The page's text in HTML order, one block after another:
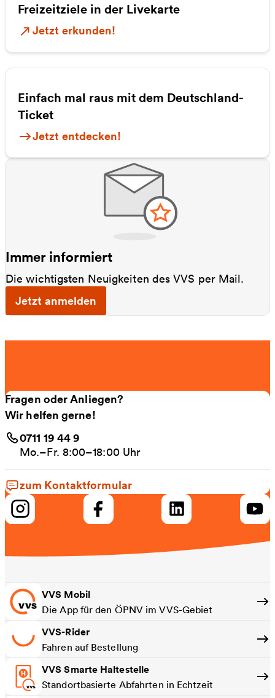
Freizeitziele in der Livekarte
Jetzt erkunden!
Einfach mal raus mit dem Deutschland-
Ticket
Jetzt entdecken!
Immer informiert
Die wichtigsten Neuigkeiten des VVS per Mail.
Jetzt anmelden
Fragen oder Anliegen?
Wir helfen gerne!
0711 19 44 9
Mo.–Fr. 8:00–18:00 Uhr
zum Kontaktformular
VVS Mobil
Die App für den ÖPNV im VVS-Gebiet
VVS-Rider
Fahren auf Bestellung
VVS Smarte Haltestelle
Standortbasierte Abfahrten in Echtzeit